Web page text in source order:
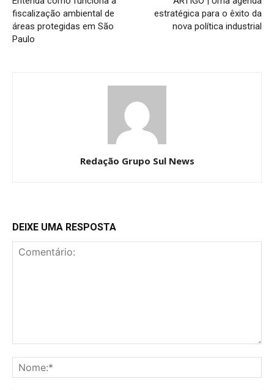
fiscalização ambiental de
áreas protegidas em São
Paulo
estratégica para o êxito da
nova política industrial
Redação Grupo Sul News
DEIXE UMA RESPOSTA